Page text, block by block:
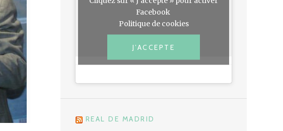
Facebook
Politique de cookies
J’ACCEPTE
REAL DE MADRID